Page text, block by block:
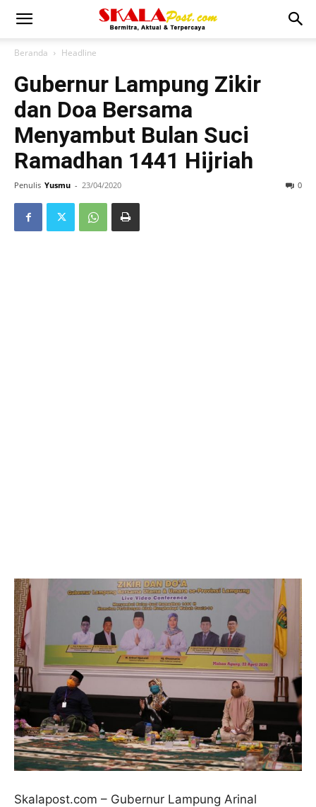
Beranda Headline
Gubernur Lampung Zikir
dan Doa Bersama
Menyambut Bulan Suci
Ramadhan 1441 Hijriah
Penulis Yusmu - 23/04/2020 0
Skalapost.com – Gubernur Lampung Arinal